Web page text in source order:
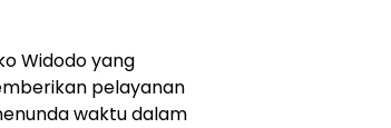
Widodo yang
pelayanan
waktu dalam